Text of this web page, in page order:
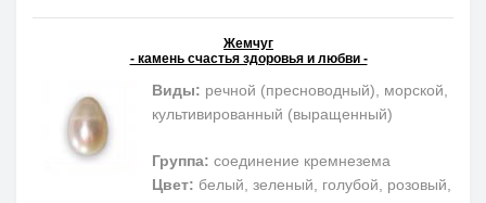
Жемчуг
- камень счастья здоровья и любви -
Виды: речной (пресноводный), морской,
культивированный (выращенный)
Группа: соединение кремнезема
Цвет: белый, зеленый, голубой, розовый,